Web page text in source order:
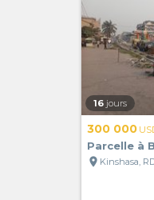
16 jours
300 000
Parcelle à
location_on Kinshasa,